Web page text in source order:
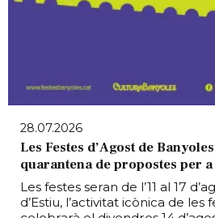
28.07.2026
Les Festes d’Agost de
quarantena de propostes per
Les festes seran de l’11 al 17
d’Estiu, l’activitat icònica de les